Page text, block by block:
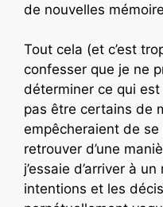
de nouvelles
Tout cela (et c’est
confesser que je ne
déterminer ce qui
pas être certains de
empêcheraient de
retrouver d’une
j’essaie d’arriver à
intentions et les